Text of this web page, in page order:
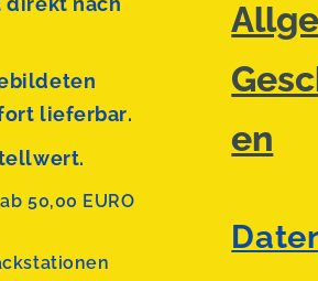
lieferbar.
50,00 EURO
en